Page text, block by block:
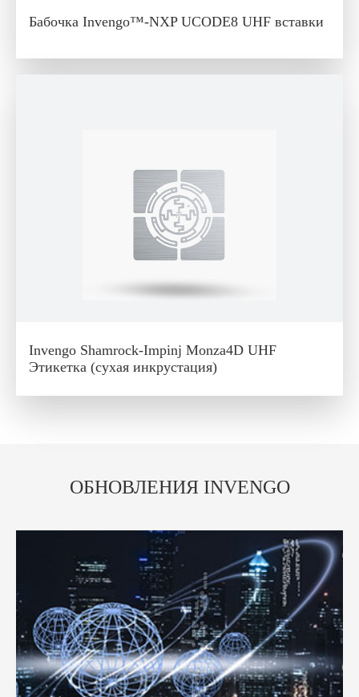
Бабочка Invengo™-NXP UCODE8 UHF вставки
Invengo Shamrock-Impinj Monza4D UHF
Этикетка (сухая инкрустация)
ОБНОВЛЕНИЯ INVENGO